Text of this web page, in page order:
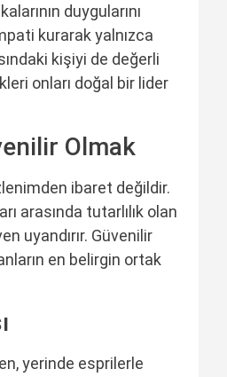
duygularını
kurarak yalnızca
kişiyi de değerli
onları doğal bir lider
Olmak
ibaret değildir.
arasında tutarlılık olan
uyandırır. Güvenilir
en belirgin ortak
yerinde esprilerle